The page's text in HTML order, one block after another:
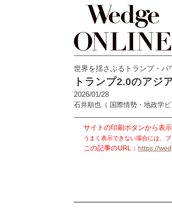
世界を揺さぶるトランプ・パ
トランプ2.0のアジ
2026/01/28
石井順也 （ 国際情勢・地政学
サイトの印刷ボタンから表示
うまく表示できない場合には、
この記事のURL： https://